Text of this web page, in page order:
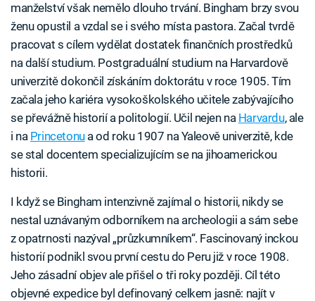
manželství však nemělo dlouho trvání. Bingham brzy svou
ženu opustil a vzdal se i svého místa pastora. Začal tvrdě
pracovat s cílem vydělat dostatek finančních prostředků
na další studium. Postgraduální studium na Harvardově
univerzitě dokončil získáním doktorátu v roce 1905. Tím
začala jeho kariéra vysokoškolského učitele zabývajícího
se převážně historií a politologií. Učil nejen na Harvardu, ale
i na Princetonua od roku 1907 na Yaleově univerzitě, kde
se stal docentem specializujícím se na jihoamerickou
historii.
I když se Bingham intenzivně zajímal o historii, nikdy se
nestal uznávaným odborníkem na archeologii a sám sebe
z opatrnosti nazýval „průzkumníkem“. Fascinovaný inckou
historií podnikl svou první cestu do Peru již v roce 1908.
Jeho zásadní objev ale přišel o tři roky později. Cíl této
objevné expedice byl definovaný celkem jasně: najít v